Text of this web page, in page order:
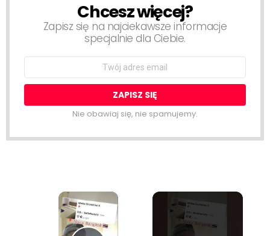
NEWSLETTERChcesz więcej?
Zapisz się na najciekawsze informacje
specjalnie dla Ciebie.
Nie obawiaj się, nie spamujemy.